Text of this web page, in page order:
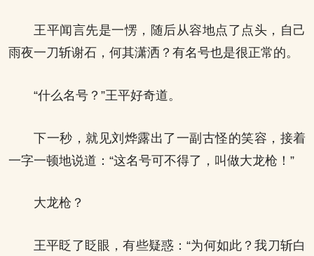
王平闻言先是一愣，随后从容地点了点头，自己
雨夜一刀斩谢石，何其潇洒？有名号也是很正常的。
“什么名号？”王平好奇道。
下一秒，就见刘烨露出了一副古怪的笑容，接着
一字一顿地说道：“这名号可不得了，叫做大龙枪！”
大龙枪？
王平眨了眨眼，有些疑惑：“为何如此？我刀斩白